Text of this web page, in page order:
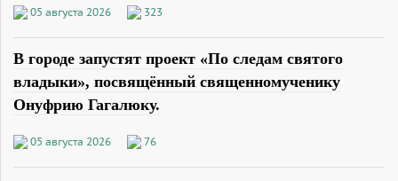
05 августа 2026 323
В городе запустят проект «По следам святого
владыки», посвящённый священномученику
Онуфрию Гагалюку.
05 августа 2026 76